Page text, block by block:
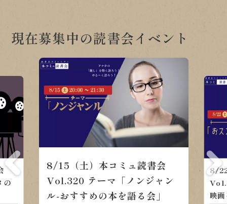
現在募集中の読書会イベント
の
8/15（土）本コミュ読書会
Vol.320 テーマ「ノンジャン
ル-おすすめの本を語る会」
8/
映